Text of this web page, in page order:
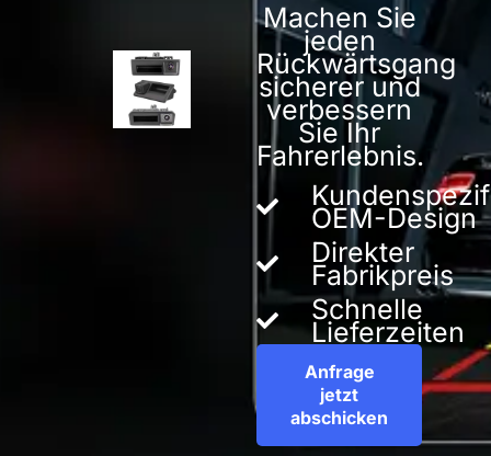
Machen Sie
jeden
Rückwärtsgang
sicherer und
verbessern
Sie Ihr
Fahrerlebnis.
OEM-Design
Direkter
Fabrikpreis
Schnelle
Lieferzeiten
Anfrage
jetzt
abschicken